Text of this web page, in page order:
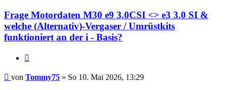
Frage Motordaten M30 e9 3.0CSI <> e3 3.0 SI &
welche (Alternativ)-Vergaser / Umrüstkits
funktioniert an der i - Basis?
Beitrag
von Tommy75 » So 10. Mai 2026, 13:29